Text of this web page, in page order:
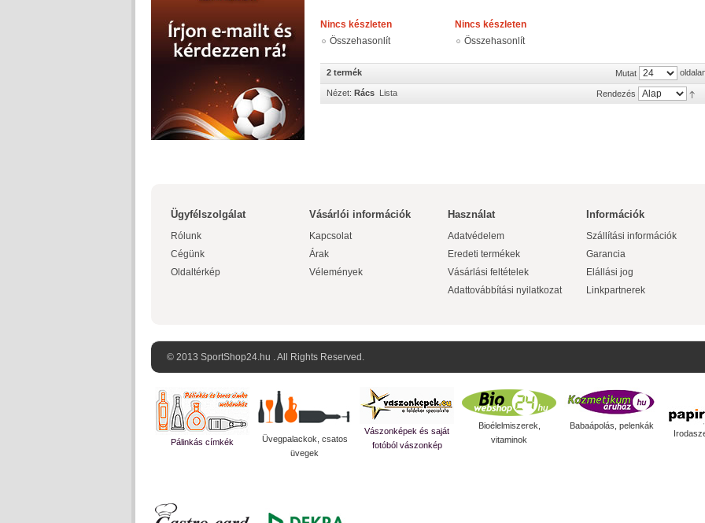
Nincs készleten
Összehasonlít
Nincs készleten
Összehasonlít
2 termék Mutat
Nézet: Rács Lista Rendezés
Ügyfélszolgálat
Rólunk
Cégünk
Oldaltérkép
Vásárlói információk
Kapcsolat
Árak
Vélemények
Használat
Adatvédelem
Eredeti termékek
Vásárlási feltételek
Adattovábbítási nyilatkozat
Információk
Szállítási információk
Garancia
Elállási jog
Linkpartnerek
© 2013 SportShop24.hu . All Rights Reserved.
Pálinkás címkék
Üvegpalackok, csatos
üvegek
Vászonképek és saját
fotóból vászonkép
Bioélelmiszerek,
vitaminok
Babaápolás, pelenkák